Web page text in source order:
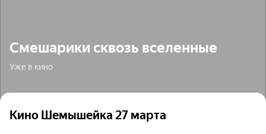
Смешарики сквозь вселенные
Уже в кино
Кино Шемышейка 27 марта